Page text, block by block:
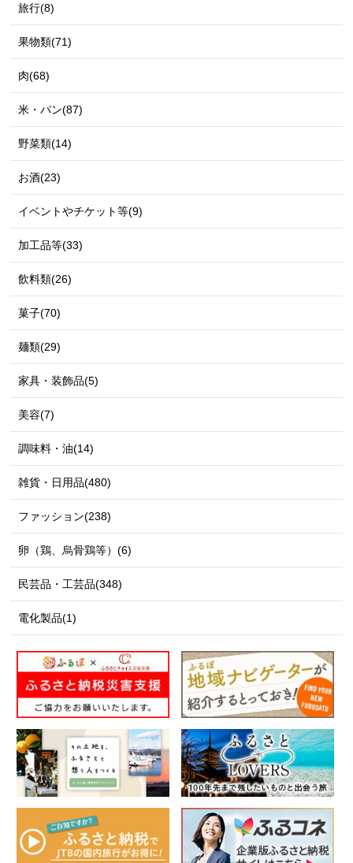
旅行(8)
果物類(71)
肉(68)
米・パン(87)
野菜類(14)
お酒(23)
イベントやチケット等(9)
加工品等(33)
飲料類(26)
菓子(70)
麺類(29)
家具・装飾品(5)
美容(7)
調味料・油(14)
雑貨・日用品(480)
ファッション(238)
卵（鶏、烏骨鶏等）(6)
民芸品・工芸品(348)
電化製品(1)